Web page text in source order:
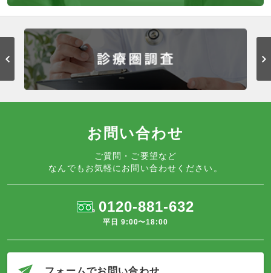
お問い合わせ
ご質問・ご要望など
なんでもお気軽にお問い合わせください。
0120-881-632
平日 9:00〜18:00